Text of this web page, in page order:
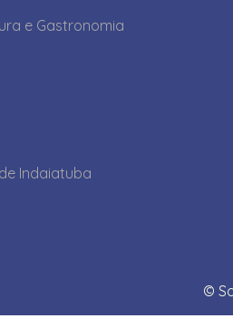
e Gastronomia
Indaiatuba
©